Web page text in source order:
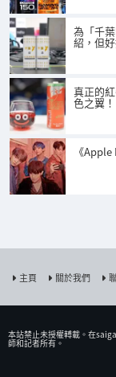
為「千
紹，但
真正的
色之翼！
《
主頁 關於我們
本站禁止未授權𨍭載。在
師和記者所有。